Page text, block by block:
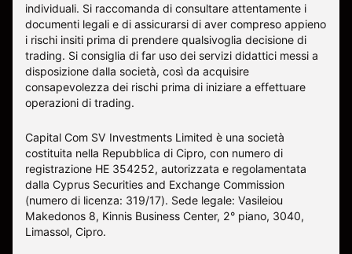
individuali. Si raccomanda di consultare attentamente i
documenti legali e di assicurarsi di aver compreso appieno
i rischi insiti prima di prendere qualsivoglia decisione di
trading. Si consiglia di far uso dei servizi didattici messi a
disposizione dalla società, così da acquisire
consapevolezza dei rischi prima di iniziare a effettuare
operazioni di trading.
Capital Com SV Investments Limited è una società
costituita nella Repubblica di Cipro, con numero di
registrazione HE 354252, autorizzata e regolamentata
dalla Cyprus Securities and Exchange Commission
(numero di licenza: 319/17). Sede legale: Vasileiou
Makedonos 8, Kinnis Business Center, 2° piano, 3040,
Limassol, Cipro.